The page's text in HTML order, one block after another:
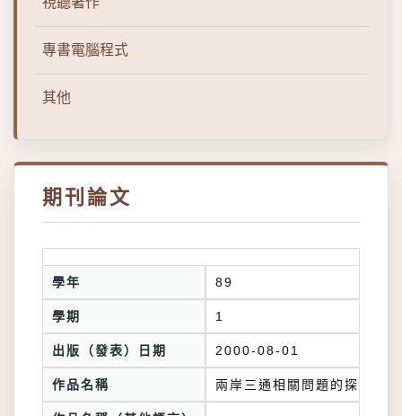
專書電腦程式
其他
期刊論文
學年 89
學期 1
出版（發表）日期 2000-08-01
作品名稱 兩岸三通相關問題的探討--